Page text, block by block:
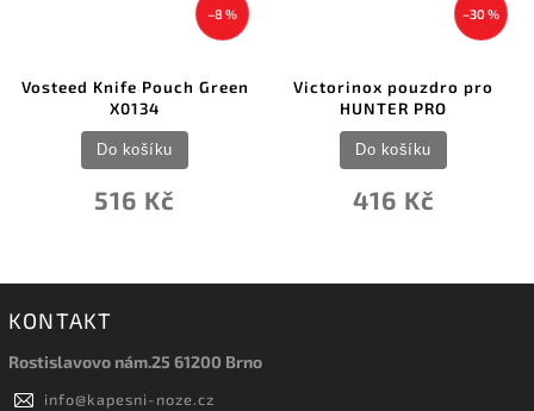
–8 %
Vosteed Knife Pouch Green
X0134
516 Kč
Do košíku
–30 %
Victorinox pouzdro pro
HUNTER PRO
416 Kč
Do košíku
KONTAKT
Rostislavovo nám.25 61200 Brno
info@kapesni-noze.cz